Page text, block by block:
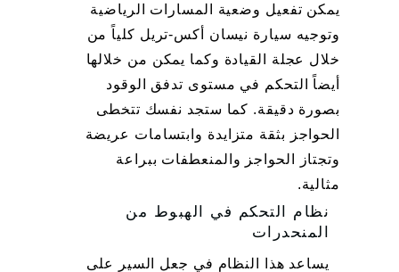
يمكن تفعيل وضعية المسارات الرياضية
وتوجيه سيارة نيسان أكس-تريل كلياً من
خلال عجلة القيادة وكما يمكن من خلالها
أيضاً التحكم في مستوى تدفق الوقود
بصورة دقيقة. كما ستجد نفسك تتخطى
الحواجز بثقة متزايدة وابتسامات عريضة
وتجتاز الحواجز والمنعطفات ببراعة
مثالية.
نظام التحكم في الهبوط من
المنحدرات
يساعد هذا النظام في جعل السير على